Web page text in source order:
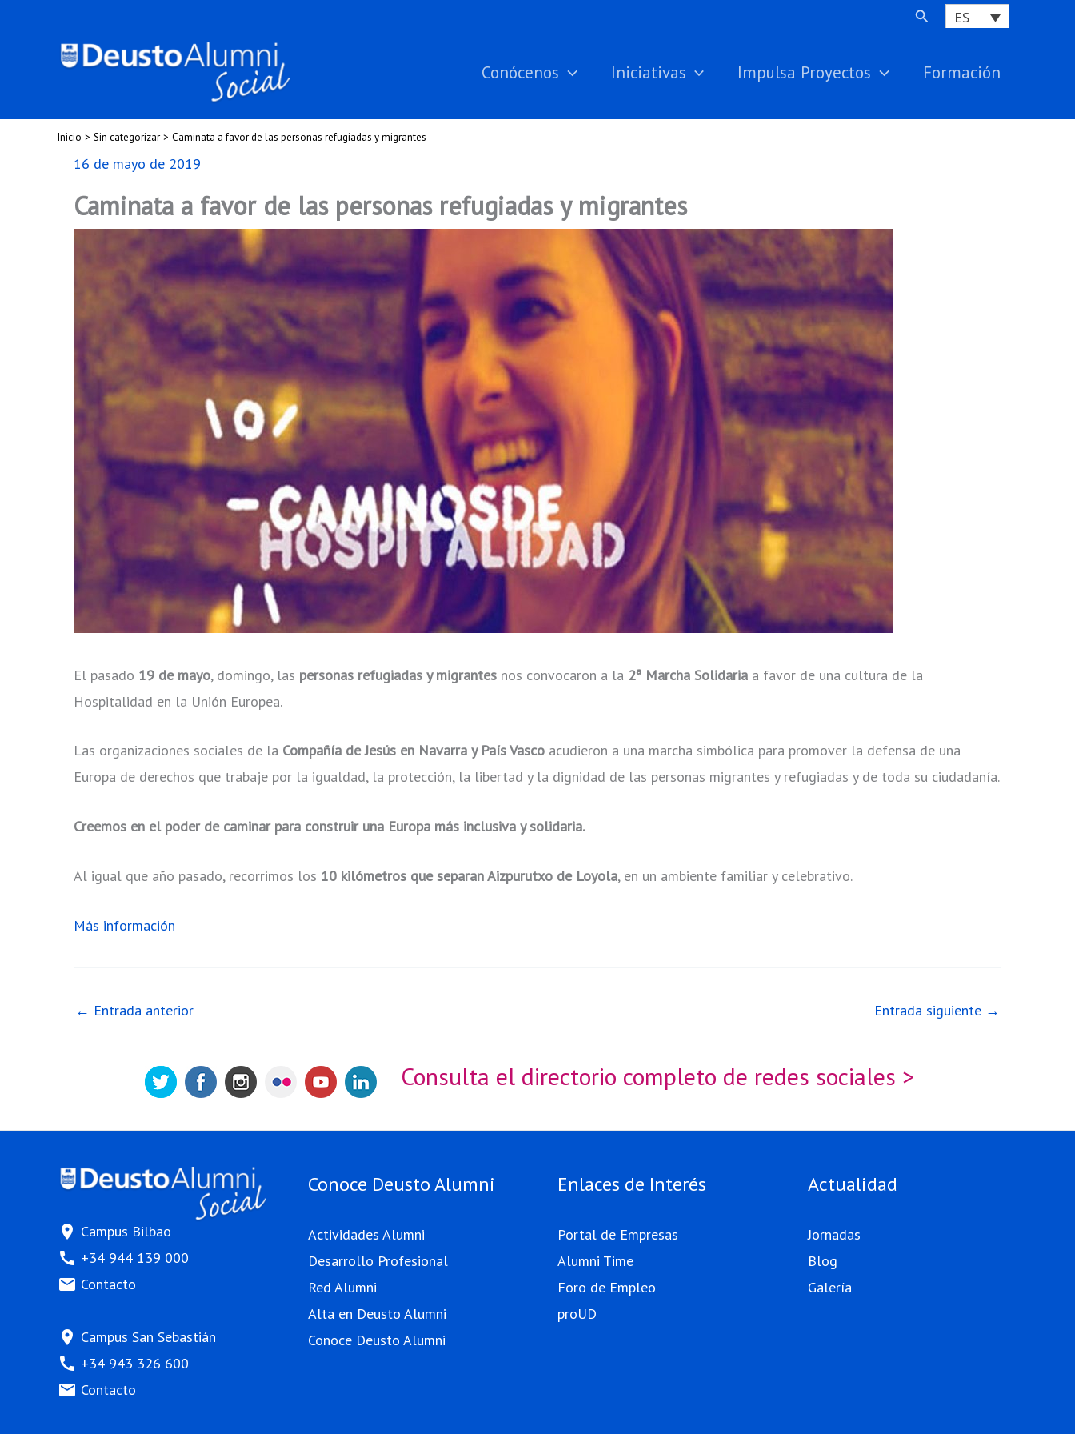
Buscar ES
Conócenos Iniciativas Impulsa Proyectos Formación
Inicio Sin categorizar Caminata a favor de las personas refugiadas y migrantes
16 de mayo de 2019
Caminata a favor de las personas refugiadas y migrantes
El pasado 19 de mayo, domingo, las personas refugiadas y migrantes nos convocaron a la 2ª Marcha Solidaria a favor de una cultura de la
Hospitalidad en la Unión Europea.
Las organizaciones sociales de la Compañía de Jesús en Navarra y País Vasco acudieron a una marcha simbólica para promover la defensa de una
Europa de derechos que trabaje por la igualdad, la protección, la libertad y la dignidad de las personas migrantes y refugiadas y de toda su ciudadanía.
Creemos en el poder de caminar para construir una Europa más inclusiva y solidaria.
Al igual que año pasado, recorrimos los 10 kilómetros que separan Aizpurutxo de Loyola, en un ambiente familiar y celebrativo.
Más información
← Entrada anterior Entrada siguiente →
Consulta el directorio completo de redes sociales >
location_on Campus Bilbao
call +34 944 139 000
mail Contacto
location_on Campus San Sebastián
call +34 943 326 600
mail Contacto
Conoce Deusto Alumni
Actividades Alumni
Desarrollo Profesional
Red Alumni
Alta en Deusto Alumni
Conoce Deusto Alumni
Enlaces de Interés
Portal de Empresas
Alumni Time
Foro de Empleo
proUD
Actualidad
Jornadas
Blog
Galería